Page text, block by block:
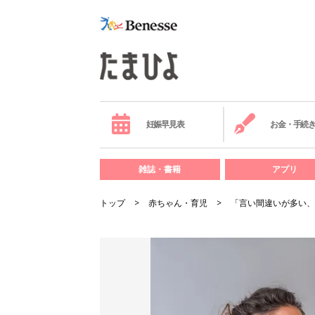
妊娠早見表 お金・手続き
雑誌・書籍 アプリ
トップ 赤ちゃん・育児 「言い間違いが多い